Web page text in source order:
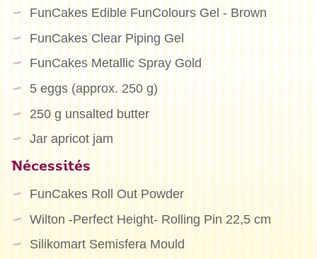
FunCakes Edible FunColours Gel - Brown
FunCakes Clear Piping Gel
FunCakes Metallic Spray Gold
5 eggs (approx. 250 g)
250 g unsalted butter
Jar apricot jam
Nécessités
FunCakes Roll Out Powder
Wilton -Perfect Height- Rolling Pin 22,5 cm
Silikomart Semisfera Mould